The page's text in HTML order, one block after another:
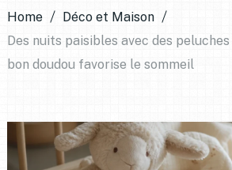
Home
Déco et Maison
Des nuits paisibles avec des
bon doudou favorise le sommeil